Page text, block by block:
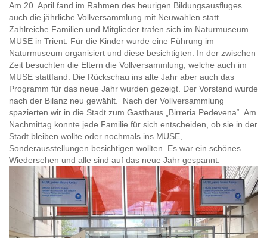
Am 20. April fand im Rahmen des heurigen Bildungsausfluges
auch die jährliche Vollversammlung mit Neuwahlen statt.
Zahlreiche Familien und Mitglieder trafen sich im Naturmuseum
MUSE in Trient. Für die Kinder wurde eine Führung im
Naturmuseum organisiert und diese besichtigten. In der zwischen
Zeit besuchten die Eltern die Vollversammlung, welche auch im
MUSE stattfand. Die Rückschau ins alte Jahr aber auch das
Programm für das neue Jahr wurden gezeigt. Der Vorstand wurde
nach der Bilanz neu gewählt. Nach der Vollversammlung
spazierten wir in die Stadt zum Gasthaus „Birreria Pedevena“. Am
Nachmittag konnte jede Familie für sich entscheiden, ob sie in der
Stadt bleiben wollte oder nochmals ins MUSE,
Sonderausstellungen besichtigen wollten. Es war ein schönes
Wiedersehen und alle sind auf das neue Jahr gespannt.